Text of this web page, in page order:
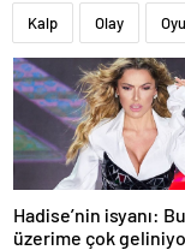
Kalp Olay
Hadise’nin isyanı:
üzerime çok